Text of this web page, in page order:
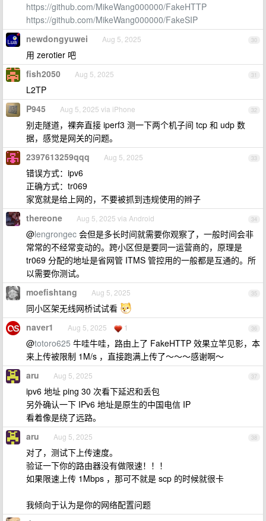
https://github.com/MikeWang000000/FakeHTTP
https://github.com/MikeWang000000/FakeSIP
30
newdongyuwei Aug 5, 2025
用 zerotier 吧
31
fish2050 Aug 5, 2025
L2TP
32
P945 Aug 5, 2025 via iPhone
别走隧道，裸奔直接 iperf3 测一下两个机子间 tcp 和 udp 数
据，感觉是网关的问题。
33
2397613259qqq Aug 5, 2025
错误方式：ipv6
正确方式：tr069
家宽就是给上网的，不要被抓到违规使用的辫子
34
thereone Aug 5, 2025 via Android
@lengrongec 会但是多长时间就需要你观察了，一般时间会非
常常的不经常变动的。跨小区但是要同一运营商的，原理是
tr069 分配的地址是省网管 ITMS 管控用的一般都是互通的。所
以需要你测试。
35
moefishtang Aug 5, 2025
同小区架无线网桥试试看
36
naver1 Aug 5, 2025 1
@totoro625 牛哇牛哇，路由上了 FakeHTTP 效果立竿见影，本
来上传被限制 1M/s ，直接跑满上传了～～～感谢啊～
37
aru Aug 5, 2025
ipv6 地址 ping 30 次看下延迟和丢包
另外确认一下 IPv6 地址是原生的中国电信 IP
看着像是绕了远路。
38
aru Aug 5, 2025
对了，测试下上传速度。
验证一下你的路由器没有做限速！！！
如果限速上传 1Mbps ，那可不就是 scp 的时候就很卡
我倾向于认为是你的网络配置问题